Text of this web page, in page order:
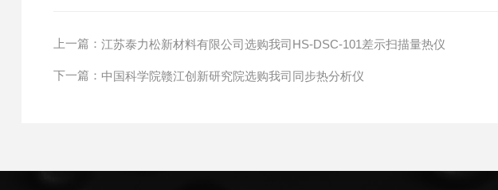
上一篇： 江苏泰力松新材料有限公司选购我司HS-DSC-101差示扫描量热仪
下一篇： 中国科学院赣江创新研究院选购我司同步热分析仪